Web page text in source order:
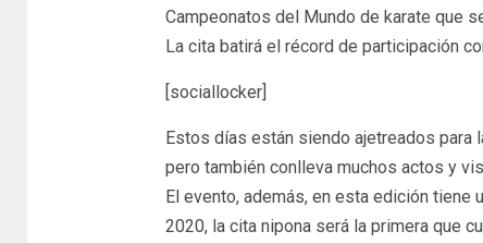
Campeonatos del Mundo de karate que
La cita batirá el récord de participación
[sociallocker]
Estos días están siendo ajetreados para
pero también conlleva muchos actos y
El evento, además, en esta edición
2020, la cita nipona será la primera que